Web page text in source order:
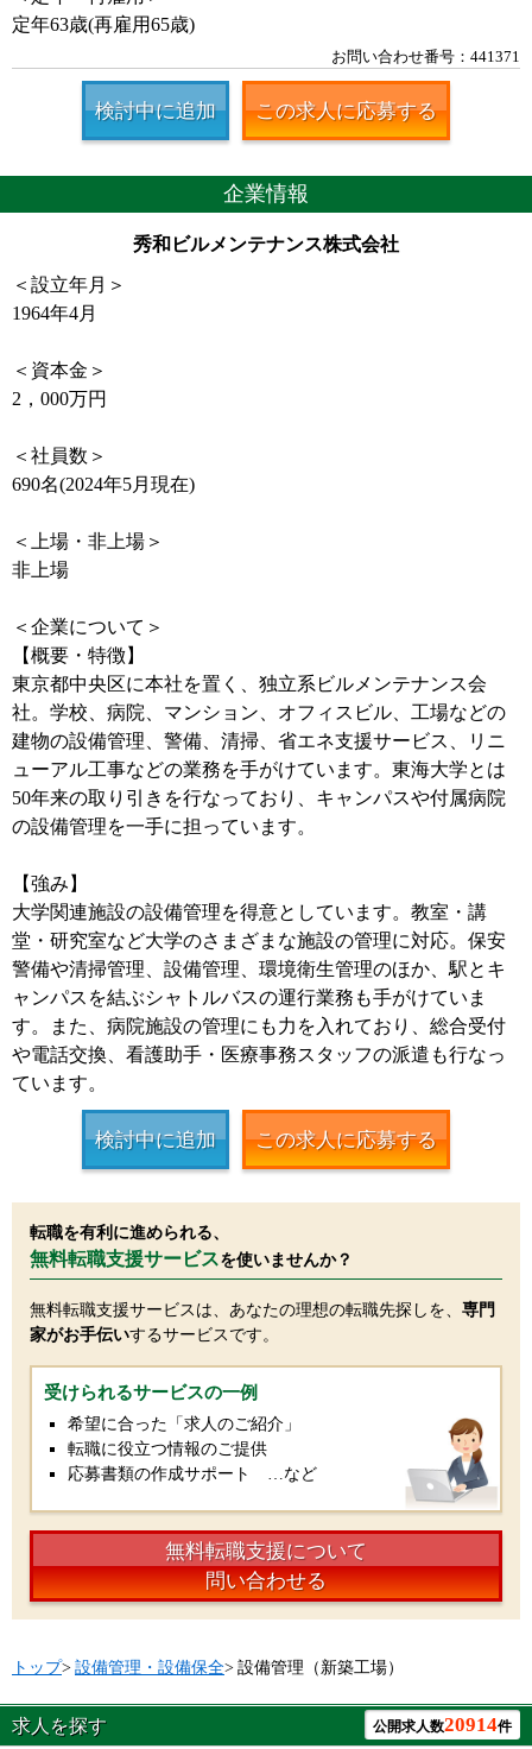
定年63歳(再雇用65歳)
お問い合わせ番号：441371
検討中に追加 この求人に応募する
企業情報
秀和ビルメンテナンス株式会社
＜設立年月＞
1964年4月
＜資本金＞
2，000万円
＜社員数＞
690名(2024年5月現在)
＜上場・非上場＞
非上場
＜企業について＞
【概要・特徴】
東京都中央区に本社を置く、独立系ビルメンテナンス会
社。学校、病院、マンション、オフィスビル、工場などの
建物の設備管理、警備、清掃、省エネ支援サービス、リニ
ューアル工事などの業務を手がけています。東海大学とは
50年来の取り引きを行なっており、キャンパスや付属病院
の設備管理を一手に担っています。
【強み】
大学関連施設の設備管理を得意としています。教室・講
堂・研究室など大学のさまざまな施設の管理に対応。保安
警備や清掃管理、設備管理、環境衛生管理のほか、駅とキ
ャンパスを結ぶシャトルバスの運行業務も手がけていま
す。また、病院施設の管理にも力を入れており、総合受付
や電話交換、看護助手・医療事務スタッフの派遣も行なっ
ています。
検討中に追加 この求人に応募する
転職を有利に進められる、
無料転職支援サービスを使いませんか？
無料転職支援サービスは、あなたの理想の転職先探しを、 専門
家がお手伝いするサービスです。
受けられるサービスの一例
希望に合った「求人のご紹介」
転職に役立つ情報のご提供
応募書類の作成サポート …など
無料転職支援について
問い合わせる
トップ> 設備管理・設備保全> 設備管理（新築工場）
求人を探す 公開求人数20914件